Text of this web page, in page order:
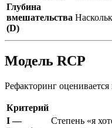
Глубина
вмешательства
(D)
Модель RCP
Рефакторинг
Критерий
I —
Степень «я